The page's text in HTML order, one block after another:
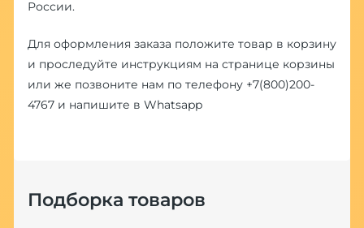
России.
Для оформления заказа положите товар в корзину
и проследуйте инструкциям на странице корзины
или же позвоните нам по телефону +7(800)200-
4767и напишите в Whatsapp
Подборка товаров